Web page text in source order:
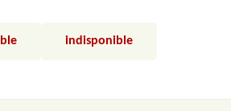
indisponible